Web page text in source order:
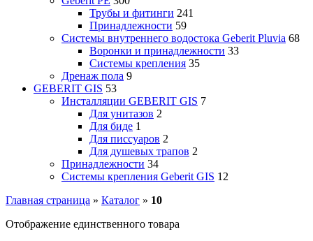
Трубы и фитинги 241
Принадлежности 59
Системы внутреннего водостока Geberit Pluvia 68
Воронки и принадлежности 33
Системы крепления 35
Дренаж пола 9
GEBERIT GIS 53
Инсталляции GEBERIT GIS 7
Для унитазов 2
Для биде 1
Для писсуаров 2
Для душевых трапов 2
Принадлежности 34
Системы крепления Geberit GIS 12
Главная страница » Каталог » 10
Отображение единственного товара